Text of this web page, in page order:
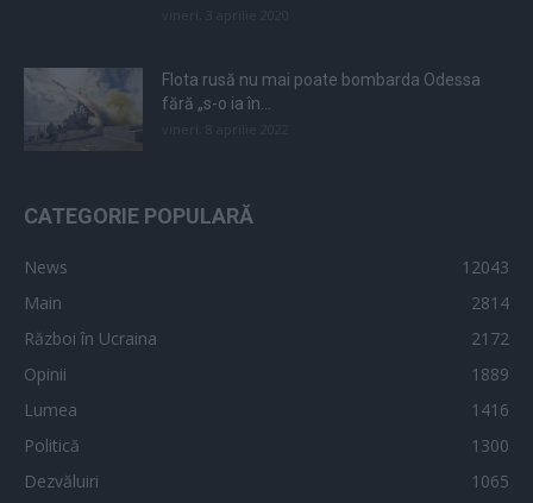
Flota rusă nu mai poate bombarda Odessa
fără „s-o ia în...
CATEGORIE POPULARĂ
News
12043
Main
2814
Război în Ucraina
2172
Opinii
1889
Lumea
1416
Politică
1300
Dezvăluiri
1065